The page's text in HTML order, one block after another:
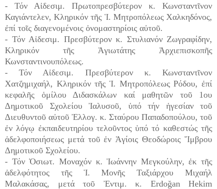
- Τόν Αἰδεσιμ. Πρωτοπρεσβύτερον κ. Κωνσταντῖνον
Καγιάντελεν, Κληρικόν τῆς Ἱ. Μητροπόλεως Χαλκηδόνος,
ἐπί τοῖς διαγενομένοις ὀνομαστηρίοις αὐτοῦ.
- Τόν Αἰδεσιμ. Πρεσβύτερον κ. Στυλιανόν Ζωγραφίδην,
Κληρικόν τῆς Ἁγιωτάτης Ἀρχιεπισκοπῆς
Κωνσταντινουπόλεως.
- Τόν Αἰδεσιμ. Πρεσβύτερον κ. Κωνσταντῖνον
Χατζημιχαήλ, Κληρικόν τῆς Ἱ. Μητροπόλεως Ρόδου, ἐπί
κεφαλῆς ὁμίλου Διδασκάλων καί μαθητῶν τοῦ 1ου
Δημοτικοῦ Σχολείου Ἰαλυσοῦ, ὑπό τήν ἡγεσίαν τοῦ
Διευθυντοῦ αὐτοῦ Ἐλλογ. κ. Σταύρου Παπαδοπούλου, τοῦ
ἐν λόγῳ ἐκπαιδευτηρίου τελοῦντος ὑπό τό καθεστώς τῆς
ἀδελφοποιήσεως μετά τοῦ ἐν Ἁγίοις Θεοδώροις Ἴμβρου
Δημοτικοῦ Σχολείου.
- Τόν Ὁσιωτ. Μοναχόν κ. Ἰωάννην Μεγκούλην, ἐκ τῆς
ἀδελφότητος τῆς Ἱ. Μονῆς Ταξιάρχου Μιχαήλ
Μαλακάσας, μετά τοῦ Ἐντιμ. κ. Erdoğan Hekim